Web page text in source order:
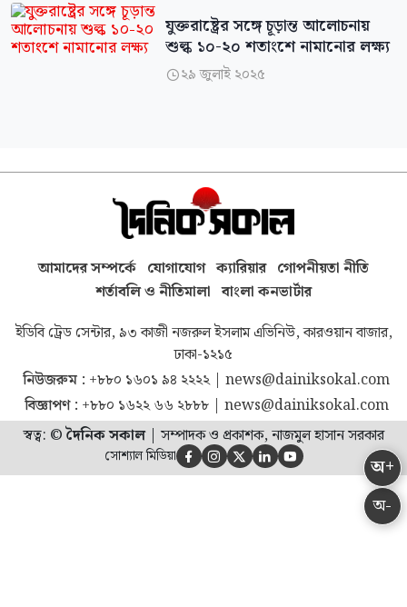
যুক্তরাষ্ট্রের সঙ্গে চূড়ান্ত আলোচনায়
শুল্ক ১০-২০ শতাংশে নামানোর লক্ষ্য
২৯ জুলাই ২০২৫
অ-
অ+
আমাদের সম্পর্কে যোগাযোগ ক্যারিয়ার গোপনীয়তা নীতি
শর্তাবলি ও নীতিমালা বাংলা কনভার্টার
ইডিবি ট্রেড সেন্টার, ৯৩ কাজী নজরুল ইসলাম এভিনিউ, কারওয়ান বাজার,
ঢাকা-১২১৫
নিউজরুম : +৮৮০ ১৬০১ ৯৪ ২২২২| news@dainiksokal.com
বিজ্ঞাপণ : +৮৮০ ১৬২২ ৬৬ ২৮৮৮| news@dainiksokal.com
স্বত্ব: ©দৈনিক সকাল| সম্পাদক ও প্রকাশক, নাজমুল হাসান সরকার
সোশ্যাল মিডিয়া     